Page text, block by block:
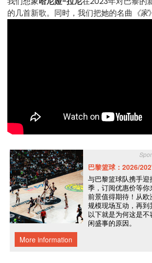
的几首新歌。同时，我们把她的名曲 《家